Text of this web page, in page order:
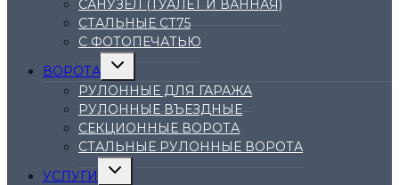
САНУЗЕЛ (ТУАЛЕТ И ВАННАЯ)
СТАЛЬНЫЕ СТ75
С ФОТОПЕЧАТЬЮ
ВОРОТА
Переключить
меню
РУЛОННЫЕ ДЛЯ ГАРАЖА
РУЛОННЫЕ ВЪЕЗДНЫЕ
СЕКЦИОННЫЕ ВОРОТА
СТАЛЬНЫЕ РУЛОННЫЕ ВОРОТА
УСЛУГИ
Переключить